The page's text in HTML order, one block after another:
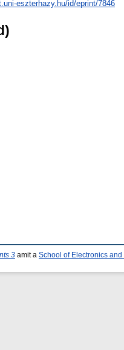
eszterhazy.hu/id/eprint/7846
3 amit a School of Electronics